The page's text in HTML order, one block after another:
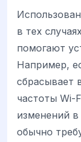
в тех
помогают
Например,
сбрасывает
частоты Wi-
изменений
обычно